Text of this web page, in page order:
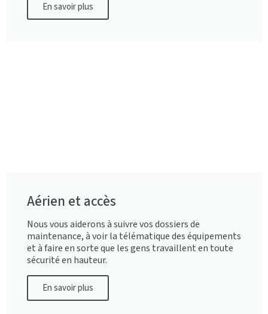
En savoir plus
Aérien et accès
Nous vous aiderons à suivre vos dossiers de
maintenance, à voir la télématique des équipements
et à faire en sorte que les gens travaillent en toute
sécurité en hauteur.
En savoir plus